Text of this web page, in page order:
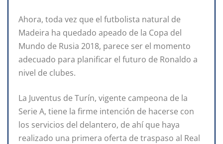
Ahora, toda vez que el futbolista natural de
Madeira ha quedado apeado de la Copa del
Mundo de Rusia 2018, parece ser el momento
adecuado para planificar el futuro de Ronaldo a
nivel de clubes.
La Juventus de Turín, vigente campeona de la
Serie A, tiene la firme intención de hacerse con
los servicios del delantero, de ahí que haya
realizado una primera oferta de traspaso al Real